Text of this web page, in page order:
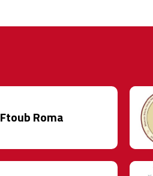
Ftoub Roma